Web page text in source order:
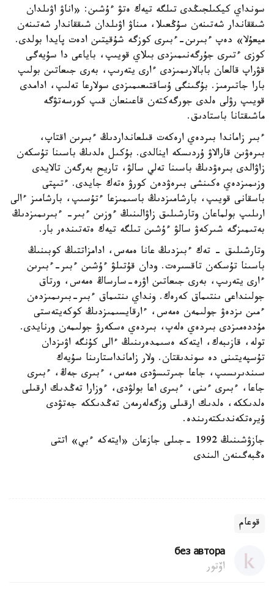
سونداي كيكىلجىڭدى تىلگە تيەك ەتۋ ءۇشىن: «اناۋ اۋىلدان
شىققاندار شەتىنەن سۇڭعىلا، مىناۋ اۋىلدان شىققاندار شەتىنەن
ميعۇلا» دەپ ءبىرىن-ءبىرى كوزگە شۇقيتىن ادەت پايدا بولدى.
كوزى ءتىرى جۇرگەنىمىزدى بىلاي قويىپ، باياعى دا سۇيەگى
قۋراپ قالعان بابالارىمىزدى ءارى يتەرىپ، بەرى جىعاتىن بولىپ
بارا جاتىرمىز. بۇگىنگى ۇساقتىعىمىزدى سولارعا تەلىپ، ادامدى
قويىپ رۋلى ەلدى جورگەكتەن قاعىنعان قىپ كورسەتۋگە
ماشىقتانا باستادىق.
ءبىر زاماندا بىردەي ارەكەت قىلعانداردىڭ ءبىرىن اقتاپ،
بىرەۋىن قارالاۋ ۇردىسكە اينالدى. بۇكىل ەلدىڭ باسىنا تۇسكەن
زاۋالدى بىرەۋدىڭ باسىنا تەلي سالۋ، تاريح بەرگەن تالايدى
وزىمىزدەي ەكىنشى بىرەۋدەن كورۋ ەتەك جايدى. ءتىپتى
باسقانى قويىپ، بارشامىزدىڭ باسىمىزعا ءتۇسىپ، بارشامىز ءالى
ارىلىپ بولماعان وتارشىلىق زاۋالىنىڭ ءوزىن ءبىر- ءبىرىمىزدىڭ
بەتىمىزگە شىركەۋ سالۋ ءۇشىن تىلگە تيەك ەتەتىندەر بار.
وتارشىلىق - تەك ءبىزدىڭ عانا ەمەس، ادامزاتتىڭ كوبىنىڭ
باسىنا تۇسكەن تاقسىرەت. ودان قۇتىلۋ ءۇشىن ءبىر-ءبىرىن
ءارى يتەرىپ، بەرى جىعاتىن اۋرە-سارساڭ ەمەس، ورتاق
جولىنداعى ىنتىماق كەرەك. ونداي ىنتىماق ءبىر-بىرىمىزدەن
ءمىن ىزدەۋ جولىمەن ەمەس، ءارقايسىمىزدىڭ كوكەيتەستى
مۇددەمىزدى بىردەي ەلەپ، بىردەي ەسكەرۋ جولىمەن ورنايدى.
تولە، قازىبەك، ايتەكە ەسىمدەرىنىڭ ءالى كۇنگە اۋىزدان
تۇسپەيتىنى دە سوندىقتان. ولار زامانداستارىنا سۇيەك
سىندىرىسىپ، جاعا جىرتىسۋدى ەمەس، ءبىرى جەڭ، ءبىرى
جاعا، ءبىرى ءىنى، ءبىرى اعا بولۋدى، ءوزارا تەڭدىك ارقىلى
ەلدىككە، ەلدىك ارقىلى وزگەلەرمەن تەڭدىككە جەتۋدى
ۇيرەتكەندىكتەرىندە.
جازۋشىنىڭ 1992 -جىلى جازعان «ايتەكە ءبي» اتتى
ەڭبەگىنەن الىندى
قوعام
без автора
اۆتور